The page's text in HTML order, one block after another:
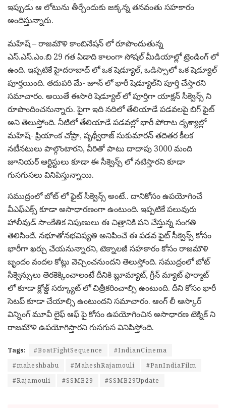
ఇప్పుడు ఆ లోటును తీర్చేందుకు జ‌క్క‌న్న త‌న‌వంతు స‌హ‌కారం
అందిస్తున్నారు.
మ‌హేష్ – రాజ‌మౌళి కాంబినేష‌న్ లో రూపొందుతున్న
ఎస్.ఎస్.ఎం.బి 29 గ‌త ఏడాది కాలంగా సోష‌ల్ మీడియాల్లో ట్రెండింగ్ లో
ఉంది. ఇప్ప‌టికే హైద‌రాబాద్ లో ఒక షెడ్యూల్, ఒడిస్సాలో ఒక షెడ్యూల్
పూర్త‌యింది. త‌దుప‌రి మే- జూన్ లో భారీ షెడ్యూల్‌ని పూర్తి చేస్తార‌ని
స‌మాచారం. అయితే ఈసారి షెడ్యూల్ లో పూర్తిగా యాక్ష‌న్ సీక్వెన్స్ ని
రూపొందించ‌నున్నారు. పైగా ఇది న‌దిలో తేలియాడే ప‌డ‌వ‌ల‌పై బిగ్ ఫైట్
అని తెలుస్తోంది. నీటిలో తేలియాడే ప‌డ‌వ‌ల్లో భారీ పోరాట దృశ్యాల్లో
మ‌హేష్- ప్రియాంక చోప్రా, పృథ్వీరాజ్ సుకుమార‌న్ త‌దిత‌ర కీల‌క
న‌టీన‌టులు పాల్గొంటార‌ని, వీరితో పాటు దాదాపు 3000 మంది
జూనియ‌ర్ ఆర్టిస్టులు కూడా ఈ సీక్వెన్స్ లో న‌టిస్తార‌ని కూడా
గుస‌గుస‌లు వినిపిస్తున్నాయి.
స‌ముద్రంలో బోట్ లో ఫైట్ సీక్వెన్స్ అంటే.. దానికోసం ఉప‌యోగించే
వీఎఫ్ఎక్స్ కూడా అసాధార‌ణంగా ఉంటుంది. ఇప్ప‌టికే ప‌లువురు
హాలీవుడ్ సాంకేతిక నిపుణులు ఈ చిత్రానికి ప‌ని చేస్తున్న సంగ‌తి
తెలిసిందే. న‌భూతోన‌భ‌విష్య‌తి అనిపించే ఈ ప‌డ‌వ ఫైట్ సీక్వెన్స్ కోసం
భారీగా ఖ‌ర్చు చేయ‌నున్నార‌ని, టెక్నాల‌జీ స‌హ‌కారం కోసం రాజ‌మౌళి
బృందం వంద‌ల కోట్లు వెచ్చించ‌నుంద‌ని తెలుస్తోంది. స‌ముద్రంలో బోట్
సీక్వెన్సులు తెర‌కెక్కించాలంటే దీనికి బ్లూమ్యాట్, గ్రీన్ మ్యాట్ ఫార్మాట్
లో కూడా క్లోజ్డ్ స‌ర్క్యూట్ లో చిత్రీక‌రించాల్సి ఉంటుంది. దీని కోసం భారీ
సెట‌ప్ కూడా చేయాల్సి ఉంటుందని స‌మాచారం. ఆంగ్ లీ ఆస్కార్
విన్నింగ్ మూవీ లైఫ్ ఆఫ్ పై కోసం ఉప‌యోగించిన అసాధార‌ణ‌ టెక్నిక్ ని
రాజ‌మౌళి ఉప‌యోగిస్తార‌ని గుస‌గుస వినిపిస్తోంది.
Tags: #BoatFightSequence
#IndianCinema
#maheshbabu
#MaheshRajamouli
#PanIndiaFilm
#Rajamouli
#SSMB29 #SSMB29Update